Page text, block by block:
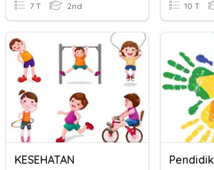
7 T 2nd 10 T
KESEHATAN